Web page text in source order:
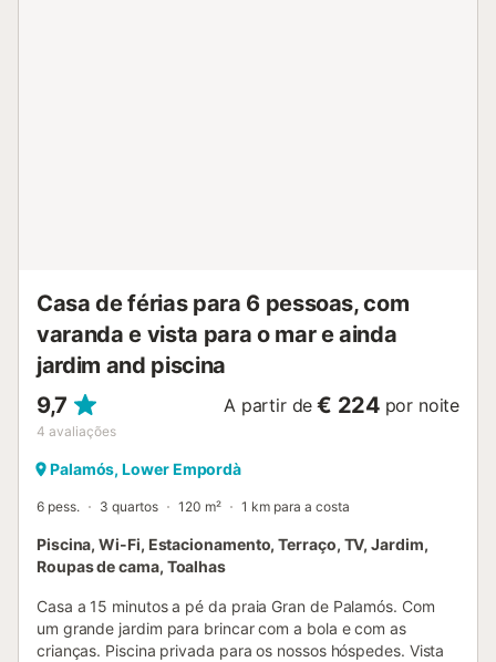
Casa de férias para 6 pessoas, com
varanda e vista para o mar e ainda
jardim and piscina
9,7
4 avaliações
A partir de € 224 por noite
Palamós, Lower Empordà
6 pess. 3 quartos 120 m² 1 km para a costa
Piscina, Wi-Fi, Estacionamento, Terraço, TV, Jardim,
Roupas de cama, Toalhas
Casa a 15 minutos a pé da praia Gran de Palamós. Com
um grande jardim para brincar com a bola e com as
crianças. Piscina privada para os nossos hóspedes. Vista